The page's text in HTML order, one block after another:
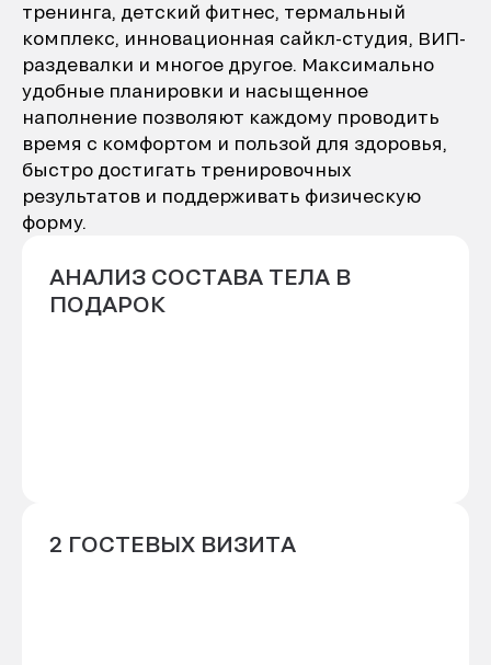
тренинга, детский фитнес, термальный
комплекс, инновационная сайкл-студия, ВИП-
раздевалки и многое другое. Максимально
удобные планировки и насыщенное
наполнение позволяют каждому проводить
время с комфортом и пользой для здоровья,
быстро достигать тренировочных
результатов и поддерживать физическую
форму.
АНАЛИЗ СОСТАВА ТЕЛА В
ПОДАРОК
2 ГОСТЕВЫХ ВИЗИТА